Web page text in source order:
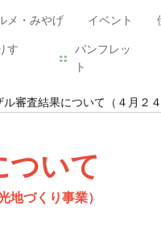
メ・みやげ イベント
す
パンフレッ
ト
審査結果について（４月２４
ついて
地づくり事業）